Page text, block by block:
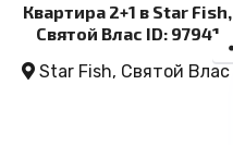
Квартира 2+1 в Star Fish,
Святой Влас ID: 97941
Star Fish, Святой Влас